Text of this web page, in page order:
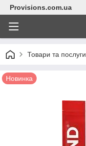
Provisions.com.ua
Товари та послуги
Новинка